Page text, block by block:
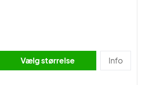
Vælg størrelse Info